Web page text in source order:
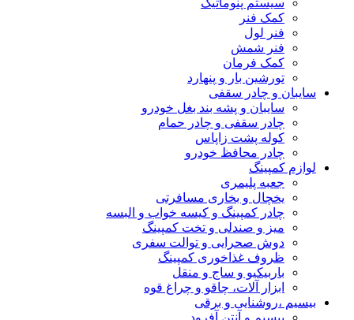
سیستم پنوماتیک
کمک فنر
فنر لول
فنر شمش
کمک فرمان
تورشین بار و پنهارد
سایبان و چادر سقفی
سایبان و پشه بند بغل خودرو
چادر سقفی و چادر حمام
کوله پشت زاپاس
چادر محافظ خودرو
لوازم کمپینگ
جعبه پلیمری
یخچال و بخاری مسافرتی
چادر کمپینگ و کیسه خواب و البسه
میز و صندلی و تخت کمپینگ
دوش صحرایی و توالت سفری
ظروف غذاخوری کمپینگ
باربیکیو و ساج و منقل
ابزار آلات، چاقو و چراغ قوه
بیسیم ،روشنایی و برقی
بیسیم و آنتن آفرود